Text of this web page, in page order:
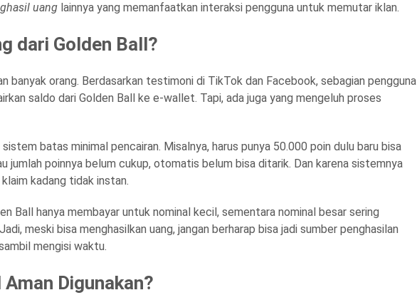
uang lainnya yang memanfaatkan interaksi pengguna untuk memutar iklan.
dari Golden Ball?
banyak orang. Berdasarkan testimoni di TikTok dan Facebook, sebagian pengguna
saldo dari Golden Ball ke e-wallet. Tapi, ada juga yang mengeluh proses
batas minimal pencairan. Misalnya, harus punya 50.000 poin dulu baru bisa
jumlah poinnya belum cukup, otomatis belum bisa ditarik. Dan karena sistemnya
kadang tidak instan.
Ball hanya membayar untuk nominal kecil, sementara nominal besar sering
meski bisa menghasilkan uang, jangan berharap bisa jadi sumber penghasilan
mengisi waktu.
Digunakan?